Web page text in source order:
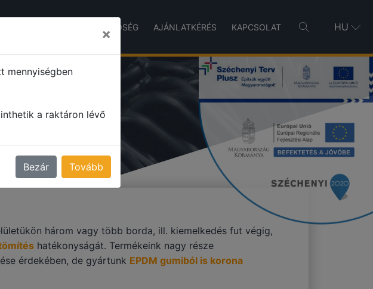
MINŐSÉG AJÁNLATKÉRÉS KAPCSOLAT HU
három vagy több borda, ill. kiemelkedés fut végig,
hatékonyságát. Termékeink nagy része
érdekében, de gyártunk EPDM gumiból is korona
×
mennyiségben
a raktáron lévő
Bezár Tovább